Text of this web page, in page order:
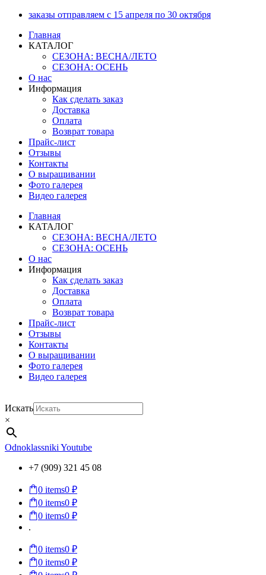
Перейти
содержимому
заказы отправляем с 15 апреля по 30 октября
Главная
КАТАЛОГ
СЕЗОНА: ВЕСНА/ЛЕТО
СЕЗОНА: ОСЕНЬ
О нас
Информация
Как сделать заказ
Доставка
Оплата
Возврат товара
Прайс-лист
Отзывы
Контакты
О выращивании
Фото галерея
Видео галерея
Главная
КАТАЛОГ
СЕЗОНА: ВЕСНА/ЛЕТО
СЕЗОНА: ОСЕНЬ
О нас
Информация
Как сделать заказ
Доставка
Оплата
Возврат товара
Прайс-лист
Отзывы
Контакты
О выращивании
Фото галерея
Видео галерея
Искать
×
Odnoklassniki Youtube
+7 (909) 321 45 08
0 items0 ₽
0 items0 ₽
0 items0 ₽
.
0 items0 ₽
0 items0 ₽